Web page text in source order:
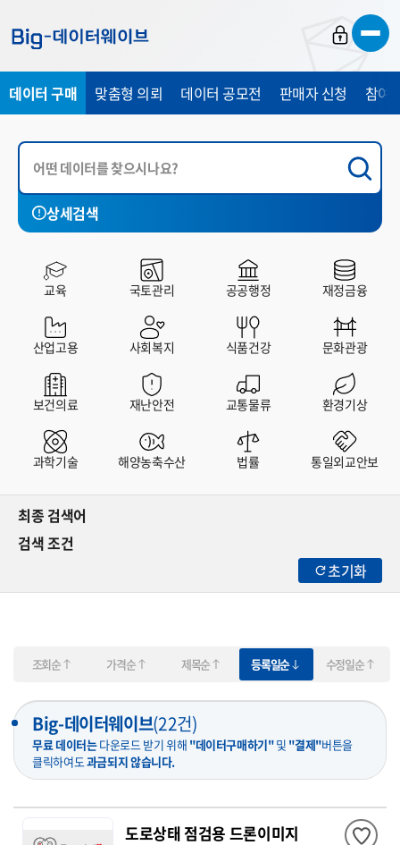
가
가
가
데이터 구매 맞춤형 의뢰 데이터 공모전 판매자 신청 참여
상세검색
국토관리 공공행정 사회복지
전체 유료 무료
교육 국토관리 공공행정 재정금융
산업고용 사회복지 식품건강 문화관광
보건의료 재난안전 교통물류 환경기상
과학기술 해양농축수산 법률 통일외교안보
최종 검색어
검색 조건
초기화
조회순 가격순 제목순 등록일순 수정일순
Big-데이터웨이브(22건)
무료 데이터는다운로드 받기 위해 "데이터구매하기"및 "결제"버튼을
클릭하여도과금되지 않습니다.
도로상태 점검용 드론이미지